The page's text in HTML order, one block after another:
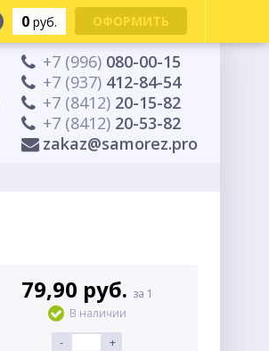
+7 (996) 080-00-15
+7 (937) 412-84-54
+7 (8412) 20-15-82
+7 (8412) 20-53-82
zakaz@samorez.pro
79,90 руб. за 1
В наличии
- +
0 руб. ОФОРМИТЬ